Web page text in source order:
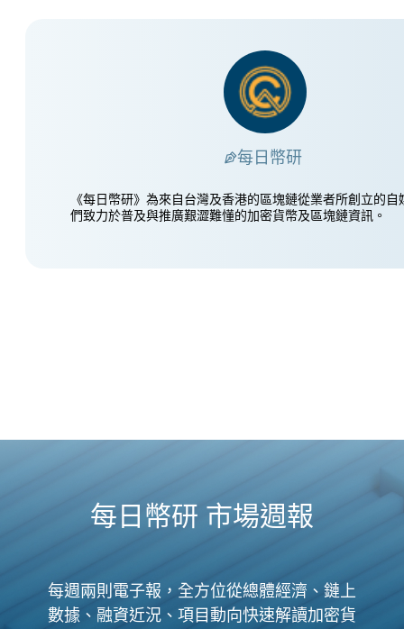
每日幣研
《每日幣研》為來自台灣及香港的區塊鏈從業者所創立的自
們致力於普及與推廣艱澀難懂的加密貨幣及區塊鏈資訊。
每日幣研 市場週報
每週兩則電子報，全方位從總體經濟、鏈上
數據、融資近況、項目動向快速解讀加密貨